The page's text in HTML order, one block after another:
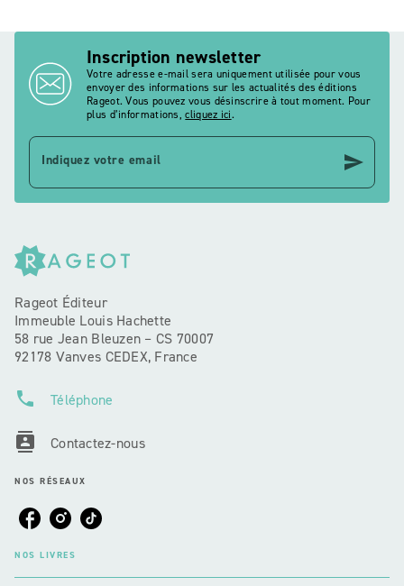
Inscription newsletter
Votre adresse e-mail sera uniquement utilisée pour vous
envoyer des informations sur les actualités des éditions
Rageot. Vous pouvez vous désinscrire à tout moment. Pour
plus d’informations,cliquez ici.
Indiquez votre email send
Rageot Éditeur
Immeuble Louis Hachette
58 rue Jean Bleuzen – CS 70007
92178 Vanves CEDEX, France
phone Téléphone
contacts Contactez-nous
NOS RÉSEAUX
NOS LIVRES